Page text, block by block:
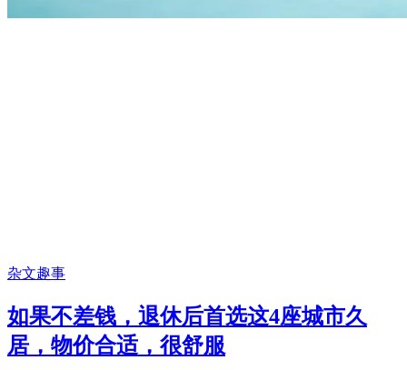
杂文趣事
如果不差钱，退休后首选这4座城市久
居，物价合适，很舒服